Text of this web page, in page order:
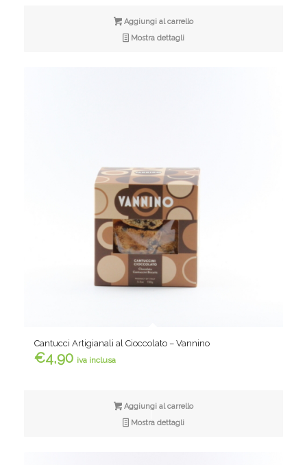
Aggiungi al carrello
Mostra dettagli
Cantucci Artigianali al Cioccolato – Vannino
€4,90 iva inclusa
Aggiungi al carrello
Mostra dettagli